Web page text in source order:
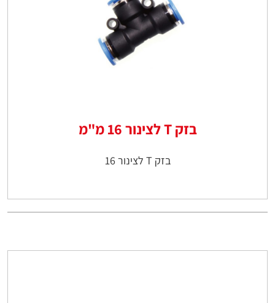
בזק T לצינור 16 מ"מ
בזק T לצינור 16